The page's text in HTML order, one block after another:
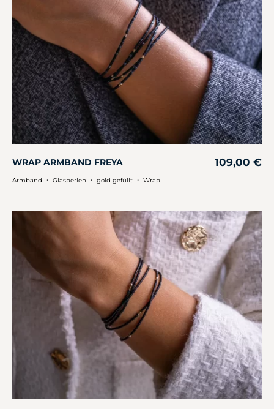
WRAP ARMBAND FREYA 109,00 €
Armband ・ Glasperlen ・ gold gefüllt ・ Wrap